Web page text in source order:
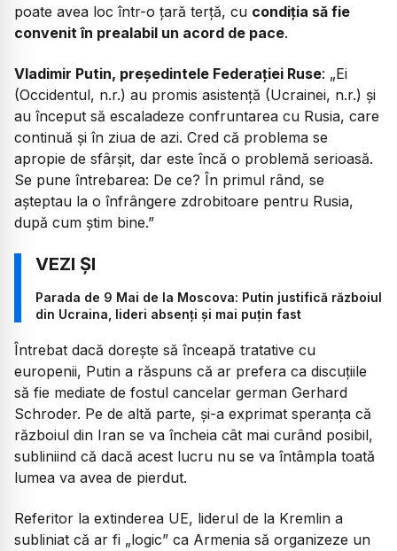
poate avea loc într-o țară terță, cu condiția să fie
convenit în prealabil un acord de pace.
Vladimir Putin, președintele Federației Ruse: „Ei
(Occidentul, n.r.) au promis asistență (Ucrainei, n.r.) și
au început să escaladeze confruntarea cu Rusia, care
continuă și în ziua de azi. Cred că problema se
apropie de sfârșit, dar este încă o problemă serioasă.
Se pune întrebarea: De ce? În primul rând, se
așteptau la o înfrângere zdrobitoare pentru Rusia,
după cum știm bine.”
Parada de 9 Mai de la Moscova: Putin justifică războiul
din Ucraina, lideri absenți și mai puțin fast
Întrebat dacă dorește să înceapă tratative cu
europenii, Putin a răspuns că ar prefera ca discuțiile
să fie mediate de fostul cancelar german Gerhard
Schroder. Pe de altă parte, și-a exprimat speranța că
războiul din Iran se va încheia cât mai curând posibil,
subliniind că dacă acest lucru nu se va întâmpla toată
lumea va avea de pierdut.
Referitor la extinderea UE, liderul de la Kremlin a
subliniat că ar fi „logic” ca Armenia să organizeze un